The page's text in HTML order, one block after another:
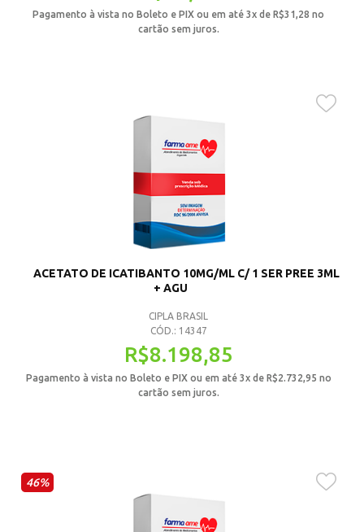
Pagamento à vista no Boleto e PIX ou em até 3x deR$31,28 no
cartão sem juros.
ACETATO DE ICATIBANTO 10MG/ML C/ 1 SER PREE 3ML
+ AGU
CIPLA BRASIL
CÓD.: 14347
R$8.198,85
Pagamento à vista no Boleto e PIX ou em até 3x de R$2.732,95 no
cartão sem juros.
46%